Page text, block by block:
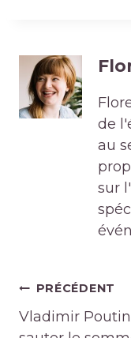
de
au
sur
Navigation
de
PRÉCÉDENT
Vladimir